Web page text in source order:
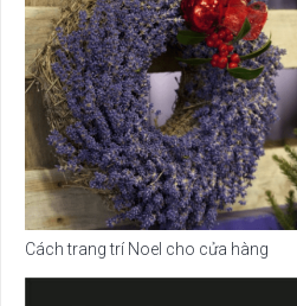
Cách trang trí Noel cho cửa hàng